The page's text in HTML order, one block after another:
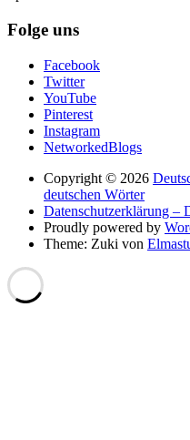
Folge uns
Facebook
Twitter
YouTube
Pinterest
Instagram
NetworkedBlogs
Copyright © 2026
deutschen Wörter
Datenschutzerklärung –
Proudly powered by
Theme: Zuki von